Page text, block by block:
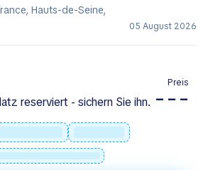
Hauts-de-Seine,
05 August 2026
reserviert - sichern Sie ihn.
Preis
– – –